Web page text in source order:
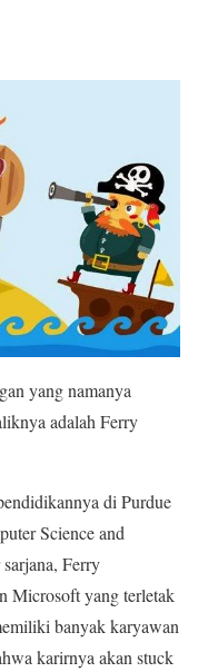
yang namanya
adalah Ferry
di Purdue
Science and
Ferry
Microsoft yang terletak
banyak karyawan
karirnya akan stuck